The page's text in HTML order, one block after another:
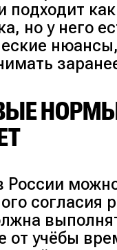
подходит
но у него
России
согласия
от учёбы